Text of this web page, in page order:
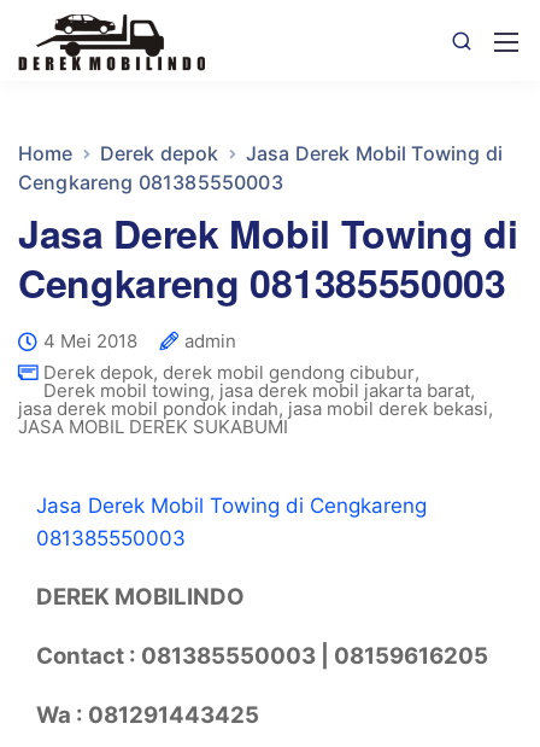
Home Derek depok
Jasa Derek Mobil Towing di
Cengkareng 081385550003
Jasa Derek Mobil Towing di
Cengkareng 081385550003
4 Mei 2018
admin
Derek depok, derek mobil gendong cibubur,
Derek mobil towing, jasa derek mobil jakarta barat,
jasa derek mobil pondok indah, jasa mobil derek bekasi,
JASA MOBIL DEREK SUKABUMI
Jasa Derek Mobil Towing di Cengkareng
081385550003
DEREK MOBILINDO
Contact : 081385550003 | 08159616205
Wa : 081291443425